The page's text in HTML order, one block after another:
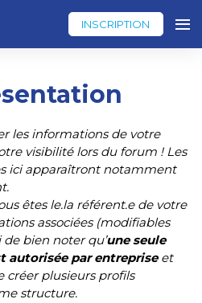
INSCRIPTION
les informations de votre
visibilité lors du forum ! Les
ici apparaîtront notamment
êtes le.la référent.e de votre
associées (modifiables
bien noter qu’une seule
autorisée par entrepriseet
créer plusieurs profils
structure.